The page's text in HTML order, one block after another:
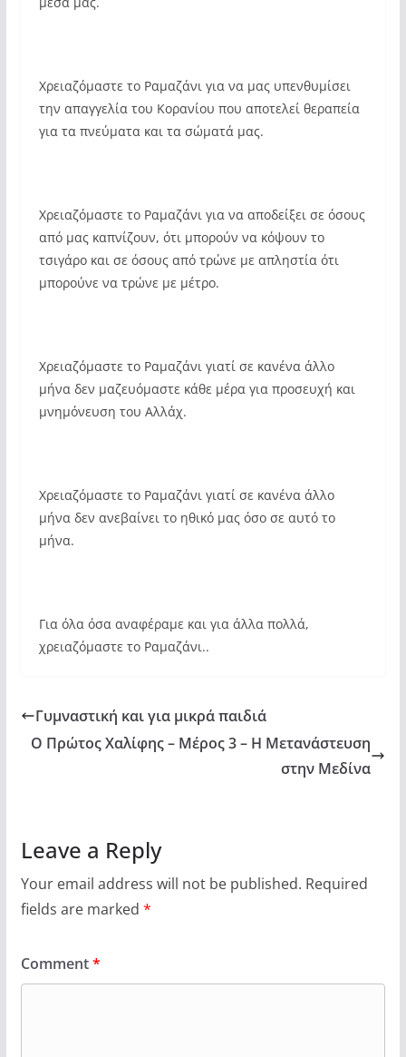
Χρειαζόμαστε το Ραμαζάνι για να μας υπενθυμίσει
την απαγγελία του Κορανίου που αποτελεί θεραπεία
για τα πνεύματα και τα σώματά μας.
Χρειαζόμαστε το Ραμαζάνι για να αποδείξει σε όσους
από μας καπνίζουν, ότι μπορούν να κόψουν το
τσιγάρο και σε όσους από τρώνε με απληστία ότι
μπορούνε να τρώνε με μέτρο.
Χρειαζόμαστε το Ραμαζάνι γιατί σε κανένα άλλο
μήνα δεν μαζευόμαστε κάθε μέρα για προσευχή και
μνημόνευση του Αλλάχ.
Χρειαζόμαστε το Ραμαζάνι γιατί σε κανένα άλλο
μήνα δεν ανεβαίνει το ηθικό μας όσο σε αυτό το
μήνα.
Για όλα όσα αναφέραμε και για άλλα πολλά,
χρειαζόμαστε το Ραμαζάνι..
Γυμναστική και για μικρά παιδιά
Ο Πρώτος Χαλίφης – Μέρος 3 – Η Μετανάστευση
στην Μεδίνα
Leave a Reply
Your email address will not be published. Required
fields are marked *
Comment*